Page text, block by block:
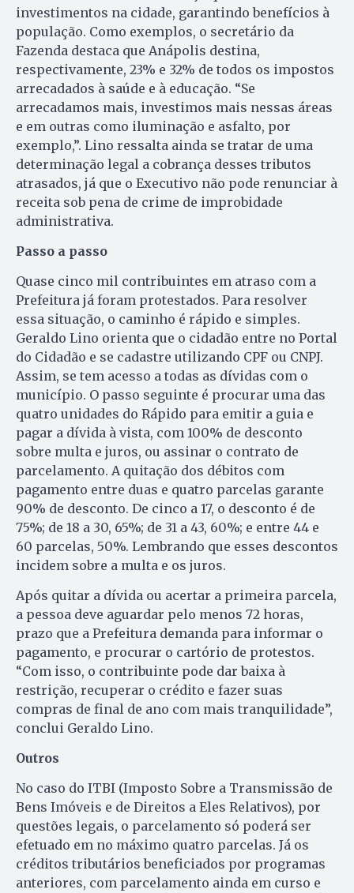
investimentos na cidade, garantindo benefícios à
população. Como exemplos, o secretário da
Fazenda destaca que Anápolis destina,
respectivamente, 23% e 32% de todos os impostos
arrecadados à saúde e à educação. “Se
arrecadamos mais, investimos mais nessas áreas
e em outras como iluminação e asfalto, por
exemplo,”. Lino ressalta ainda se tratar de uma
determinação legal a cobrança desses tributos
atrasados, já que o Executivo não pode renunciar à
receita sob pena de crime de improbidade
administrativa.
Passo a passo
Quase cinco mil contribuintes em atraso com a
Prefeitura já foram protestados. Para resolver
essa situação, o caminho é rápido e simples.
Geraldo Lino orienta que o cidadão entre no Portal
do Cidadão e se cadastre utilizando CPF ou CNPJ.
Assim, se tem acesso a todas as dívidas com o
município. O passo seguinte é procurar uma das
quatro unidades do Rápido para emitir a guia e
pagar a dívida à vista, com 100% de desconto
sobre multa e juros, ou assinar o contrato de
parcelamento. A quitação dos débitos com
pagamento entre duas e quatro parcelas garante
90% de desconto. De cinco a 17, o desconto é de
75%; de 18 a 30, 65%; de 31 a 43, 60%; e entre 44 e
60 parcelas, 50%. Lembrando que esses descontos
incidem sobre a multa e os juros.
Após quitar a dívida ou acertar a primeira parcela,
a pessoa deve aguardar pelo menos 72 horas,
prazo que a Prefeitura demanda para informar o
pagamento, e procurar o cartório de protestos.
“Com isso, o contribuinte pode dar baixa à
restrição, recuperar o crédito e fazer suas
compras de final de ano com mais tranquilidade”,
conclui Geraldo Lino.
Outros
No caso do ITBI (Imposto Sobre a Transmissão de
Bens Imóveis e de Direitos a Eles Relativos), por
questões legais, o parcelamento só poderá ser
efetuado em no máximo quatro parcelas. Já os
créditos tributários beneficiados por programas
anteriores, com parcelamento ainda em curso e